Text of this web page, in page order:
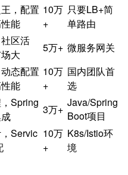
，配置
能
10万
+
只要LB+简
单路由
区活
大
5万+ 微服务网关
态配置
能
10万
+
国内团队首
选
Spring
3万+
Java/Spring
Boot项目
Servic 10万
+
K8s/Istio环
境